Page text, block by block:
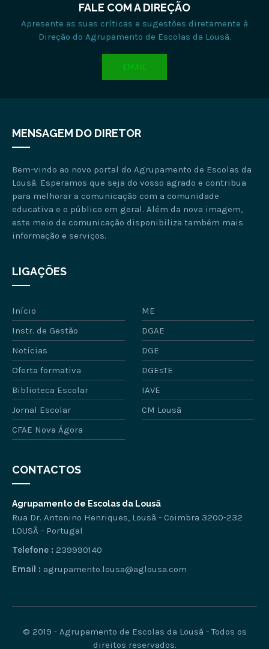
FALE COM A DIREÇÃO
Apresente as suas críticas e sugestões diretamente à
Direção do Agrupamento de Escolas da Lousã.
EMAIL
MENSAGEM DO DIRETOR
Bem-vindo ao novo portal do Agrupamento de Escolas da
Lousã. Esperamos que seja do vosso agrado e contribua
para melhorar a comunicação com a comunidade
educativa e o público em geral. Além da nova imagem,
este meio de comunicação disponibiliza também mais
informação e serviços.
LIGAÇÕES
Início
ME
Instr. de Gestão
DGAE
Notícias
DGE
Oferta formativa
DGEsTE
Biblioteca Escolar
IAVE
Jornal Escolar
CM Lousã
CFAE Nova Ágora
CONTACTOS
Agrupamento de Escolas da Lousã
Rua Dr. Antonino Henriques, Lousã - Coimbra 3200-232
LOUSÃ - Portugal
Telefone : 239990140
Email : agrupamento.lousa@aglousa.com
© 2019 - Agrupamento de Escolas da Lousã - Todos os
direitos reservados.